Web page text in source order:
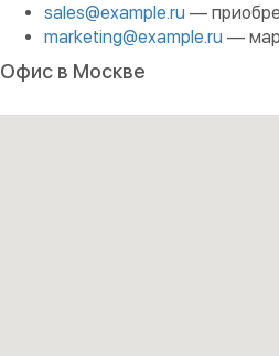
sales@example.ru —
marketing@example.ru —
Офис в Москве